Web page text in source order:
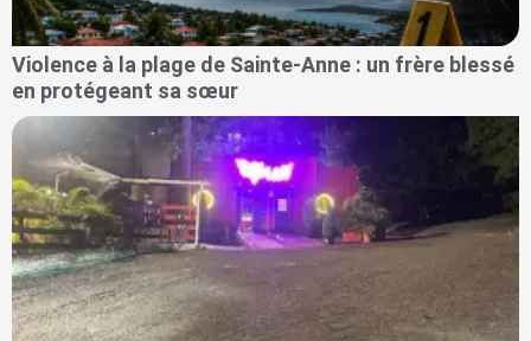
Violence à la plage de Sainte-Anne : un frère blessé
en protégeant sa sœur